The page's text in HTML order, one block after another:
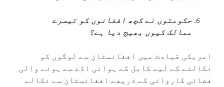
حکومتوں نے کچھ افغانوں کو تیسرے
ممالک کیوں بھیج دیا ہے؟
امریکی قیادت میں افغانستان سے لوگوں کو
نکالنے کے لیے کابل کے ہوائی اڈے سے ہونے والی
فضائی کاروائی کے ذریعے افغانستان سے نکالے